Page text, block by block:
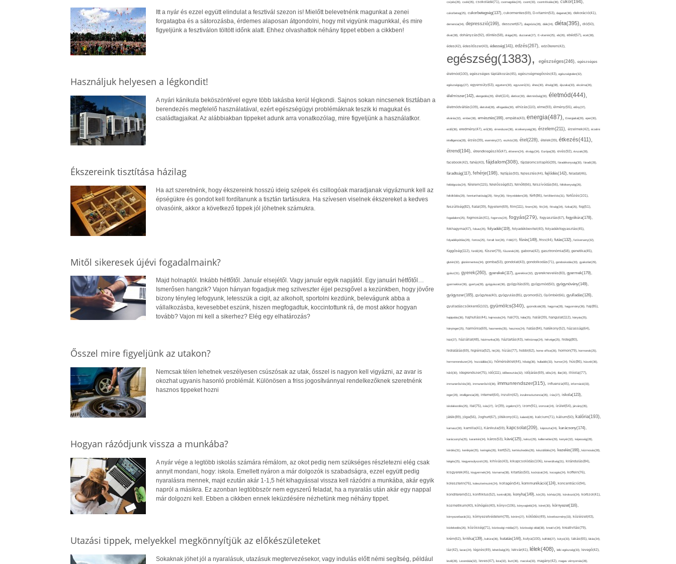
Itt a nyár és ezzel együtt elindulat a fesztivál szezon is! Mielőtt belevetnénk magunkat a zenei
forgatagba és a sátorozásba, érdemes alaposan átgondolni, hogy mit vigyünk magunkkal, és mire
figyeljünk a fesztiválon töltött időnk alatt. Ehhez olvashattok néhány tippet ebben a cikkben!
Használjuk helyesen a légkondit!
A nyári kánikula beköszöntével egyre több lakásba kerül légkondi. Sajnos sokan nincsenek tisztában a
berendezés megfelelő használatával, ezért egészségügyi problémáknak teszik ki magukat és
családtagjaikat. Az alábbiakban tippeket adunk arra vonatkozólag, mire figyeljünk a használatkor.
Ékszereink tisztítása házilag
Ha azt szeretnénk, hogy ékszereink hosszú ideig szépek és csillogóak maradjanak vigyáznunk kell az
épségükre és gondot kell fordítanunk a tisztán tartásukra. Ha szívesen viselnek ékszereket a kedves
olvasóink, akkor a következő tippek jól jöhetnek számukra.
Mitől sikeresek újévi fogadalmaink?
Majd holnaptól. Inkább hétfőtől. Január elsejétől. Vagy január egyik napjától. Egy januári hétfőtől…
Ismerősen hangzik? Vajon hányan fogadjuk meg szilveszter éjjel pezsgővel a kezünkben, hogy jövőre
bizony tényleg lefogyunk, letesszük a cigit, az alkoholt, sportolni kezdünk, belevágunk abba a
vállalkozásba, kevesebbet eszünk, hiszen megfogadtuk, koccintottunk rá, de most akkor hogyan
tovább? Vajon mi kell a sikerhez? Elég egy elhatározás?
Ősszel mire figyeljünk az utakon?
Nemcsak télen lehetnek veszélyesen csúszósak az utak, ősszel is nagyon kell vigyázni, az avar is
okozhat ugyanis hasonló problémát. Különösen a friss jogosítvánnyal rendelkezőknek szeretnénk
hasznos tippeket hozni
Hogyan rázódjunk vissza a munkába?
A nyár vége a legtöbb iskolás számára rémálom, az okot pedig nem szükséges részletezni elég csak
annyit mondani, hogy: iskola. Emellett nyáron a már dolgozók is szabadságra, ezzel együtt pedig
nyaralásra mennek, majd ezután akár 1-1,5 hét kihagyással vissza kell rázódni a munkába, akár egyik
napról a másikra. Ez azonban legtöbbször nem egyszerű feladat, ha a nyaralás után akár egy nappal
már dolgozni kell. Ebben a cikkben ennek leküzdésére nézhetünk meg néhány tippet.
Utazási tippek, melyekkel megkönnyítjük az előkészületeket
Sokaknak jöhet jól a nyaralásuk, utazásuk megtervezésekor, vagy indulás előtt némi segítség, például
csípés(26), csoki(35), csokoládé(71), csomagolás(24), csont(33), csontritkulás(36), cukor(194),
cukorbeteg(25), cukorbetegség(137), cukormentes(69), D-vitamin(53), daganat(36), dekoráció(41),
demencia(34), depresszió(199), desszert(67), diagnózis(28), diák(24), diéta(395), dió(50),
divat(38), dohányzás(92), döntés(58), drága(26), duzzanat(27), E-vitamin(25), eb(26), ebéd(57), ecet(38),
édes(42), édesítőszer(43), édesség(141), edzés(267), edzőterem(42),
egészség(1383), egészséges(246), egészséges
életmód(100), egészséges táplálkozás(45), egészségmegőrzés(43), egészségtelen(32),
egészségügy(27), egyensúly(63), egyetem(30), egyszerű(31), éhes(30), éhség(38), éjszaka(33), ekcéma(26),
élelmiszer(142), elengedés(29), élet(114), életkor(30), életminőség(30), életmód(444),
életmódváltás(109), életvitel(28), elfogadás(30), elhízás(110), elme(93), élmény(55), előny(37),
elvárás(32), ember(38), emésztés(166), empátia(43), energia(487), Energiaital(29), eper(30),
erdő(36), eredmény(47), erő(36), érrendszer(36), érzékenység(36), érzelem(211), érzelmek(42), érzelmi
intelligencia(28), érzés(39), esemény(27), eszköz(28), étel(228), ételek(39), étkezés(411),
étrend(194), étrendkiegészítő(47), étterem(24), étvágy(34), Európa(28), evés(92), évszak(28),
facebook(42), fahéj(43), fájdalom(308), fájdalomcsillapító(39), fáradékonyság(30), fáradt(28),
fáradtság(117), fehérje(198), fejfájás(93), fejlesztés(44), fejlődés(142), feladat(46),
feldolgozás(24), félelem(115), felelősség(62), felnőtt(66), felszívódás(56), féltékenység(26),
feltöltődés(29), fenntarthatóság(29), fény(36), fényvédelem(28), férfi(86), fertőtlenítés(31), fertőzés(101),
feszültség(82), fiatal(39), figyelem(69), film(111), finom(26), fitt(34), fittség(34), fizikai(25), fog(51),
fogadalom(25), fogmosás(41), fogorvos(24), fogyás(279), fogyasztás(67), fogyókúra(178),
fokhagyma(47), folsav(25), folyadék(119), folyadékbevitel(40), folyadékfogyasztás(45),
folyadékpótlás(29), fontos(25), forralt bor(26), Föld(27), főzés(149), friss(44), futás(132), futóverseny(32),
függőség(112), fürdő(26), fűszer(79), fűszerek(28), gabona(42), gasztronómia(58), genetika(45),
glutén(32), gluténmentes(34), gomba(53), gondolat(43), gondolkodás(71), gondoskodás(33), gyakorlat(29),
gyász(31), gyerek(260), gyerekek(117), gyerekkor(32), gyereknevelés(83), gyermek(179),
gyermekkor(36), gyertya(28), gyógyászat(36), gyógyítás(69), gyógymód(50), gyógynövény(149),
gyógyszer(165), gyógytea(40), gyógyulás(85), gyomor(62), Gyömbér(66), gyulladás(126),
gyulladáscsökkentő(102), gyümölcs(340), gyümölcslé(28), hagyma(28), hagyomány(36), haj(85),
hajápolás(36), hajhullás(44), hajmosás(24), hal(70), hála(25), halál(39), hangulat(112), hányás(25),
hányinger(25), harmónia(69), hasmenés(35), hasznos(24), hatás(84), hatékony(52), házasság(64),
házi(27), háziállat(48), házimunka(28), háztartás(43), hétköznap(24), hétvége(25), hideg(80),
hidratálás(69), higiénia(52), hit(26), hízás(77), hobbi(62), home office(26), hormon(79), hormonok(25),
hormonrendszer(24), hozzáállás(31), hőmérséklet(44), hőség(36), hulladék(33), humor(24), hús(86), húsvét(36),
hűtő(30), idegrendszer(75), idő(111), időbeosztás(32), időjárás(69), idős(24), illat(30), illóolaj(77),
immunerősítés(30), immunerősítő(36), immunrendszer(315), influenza(45), információ(33),
inger(29), intelligencia(28), internet(64), inzulin(42), inzulinrezisztencia(35), írás(27), iskola(123),
iskolakezdés(25), ital(75), ivás(27), íz(39), izgalom(27), izom(91), izomzat(24), ízület(54), járvány(35),
játék(89), jóga(56), Joghurt(67), jótékony(41), kaland(28), kalcium(71), kálium(50), kalória(193),
kamasz(30), kamilla(41), Kánikula(59), kapcsolat(209), káposzta(24), karácsony(174),
karácsonyfa(25), karantén(34), káros(53), kávé(125), keksz(29), kellemetlen(29), kenyér(32), képesség(28),
kérdés(31), kerékpár(25), keringés(26), kert(52), kertészkedés(26), készülődés(24), kezelés(166), kézmosás(28),
kiégés(25), kiegyensúlyozott(26), kihívás(43), kikapcsolódás(106), kimerültség(31), kirándulás(84),
kisgyerek(45), kisgyermek(34), kismama(38), kitartás(50), kockázat(34), kocogás(24), koffein(76),
koleszterin(76), koleszterinszint(24), kollagén(54), kommunikáció(124), koncentráció(94),
konditerem(51), konfliktus(52), kontroll(28), konyha(149), kór(25), kórház(29), kórokozó(24), kortizol(41),
kozmetikum(40), köhögés(40), könyv(106), könyvajánló(24), köret(30), környezet(116),
környezetbarát(31), környezetvédelem(78), köröm(27), kötődés(49), következmény(33), közérzet(43),
közlekedés(26), közösség(71), közösségi média(27), közösségi oldal(38), kreatív(34), kreativitás(79),
krém(62), kritika(139), kultúra(36), kutatás(144), kutya(100), külföld(27), kütyü(33), lakás(65), látás(34),
láz(42), lazac(24), légzés(49), lehetőség(25), lekvár(41), lélek(408), lelki egészség(33), levegő(42),
levél(28), Levendula(32), leves(47), lista(32), liszt(36), macska(33), magány(42), magas vérnyomás(28),